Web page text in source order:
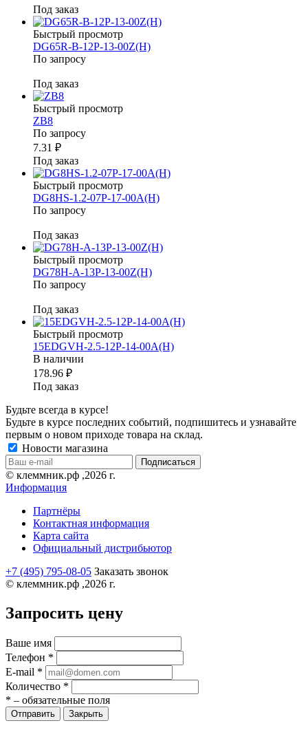
Под заказ
Быстрый просмотр
DG65R-B-12P-13-00Z(H)
По запросу
Под заказ
Быстрый просмотр
ZB8
По запросу
7.31 ₽
Под заказ
Быстрый просмотр
DG8HS-1.2-07P-17-00A(H)
По запросу
Под заказ
Быстрый просмотр
DG78H-A-13P-13-00Z(H)
По запросу
Под заказ
Быстрый просмотр
15EDGVH-2.5-12P-14-00A(H)
В наличии
178.96 ₽
Под заказ
Будьте всегда в курсе!
Будьте в курсе последних событий, подпишитесь и узнавайте
первым о новом приходе товара на склад.
Новости магазина
© клеммник.рф ,2026 г.
Информация
Партнёры
Контактная информация
Карта сайта
Официальный дистрибьютор
+7 (495) 795-08-05 Заказать звонок
© клеммник.рф ,2026 г.
Запросить цену
Ваше имя
Телефон *
E-mail *
Количество *
* – обязательные поля
Закрыть